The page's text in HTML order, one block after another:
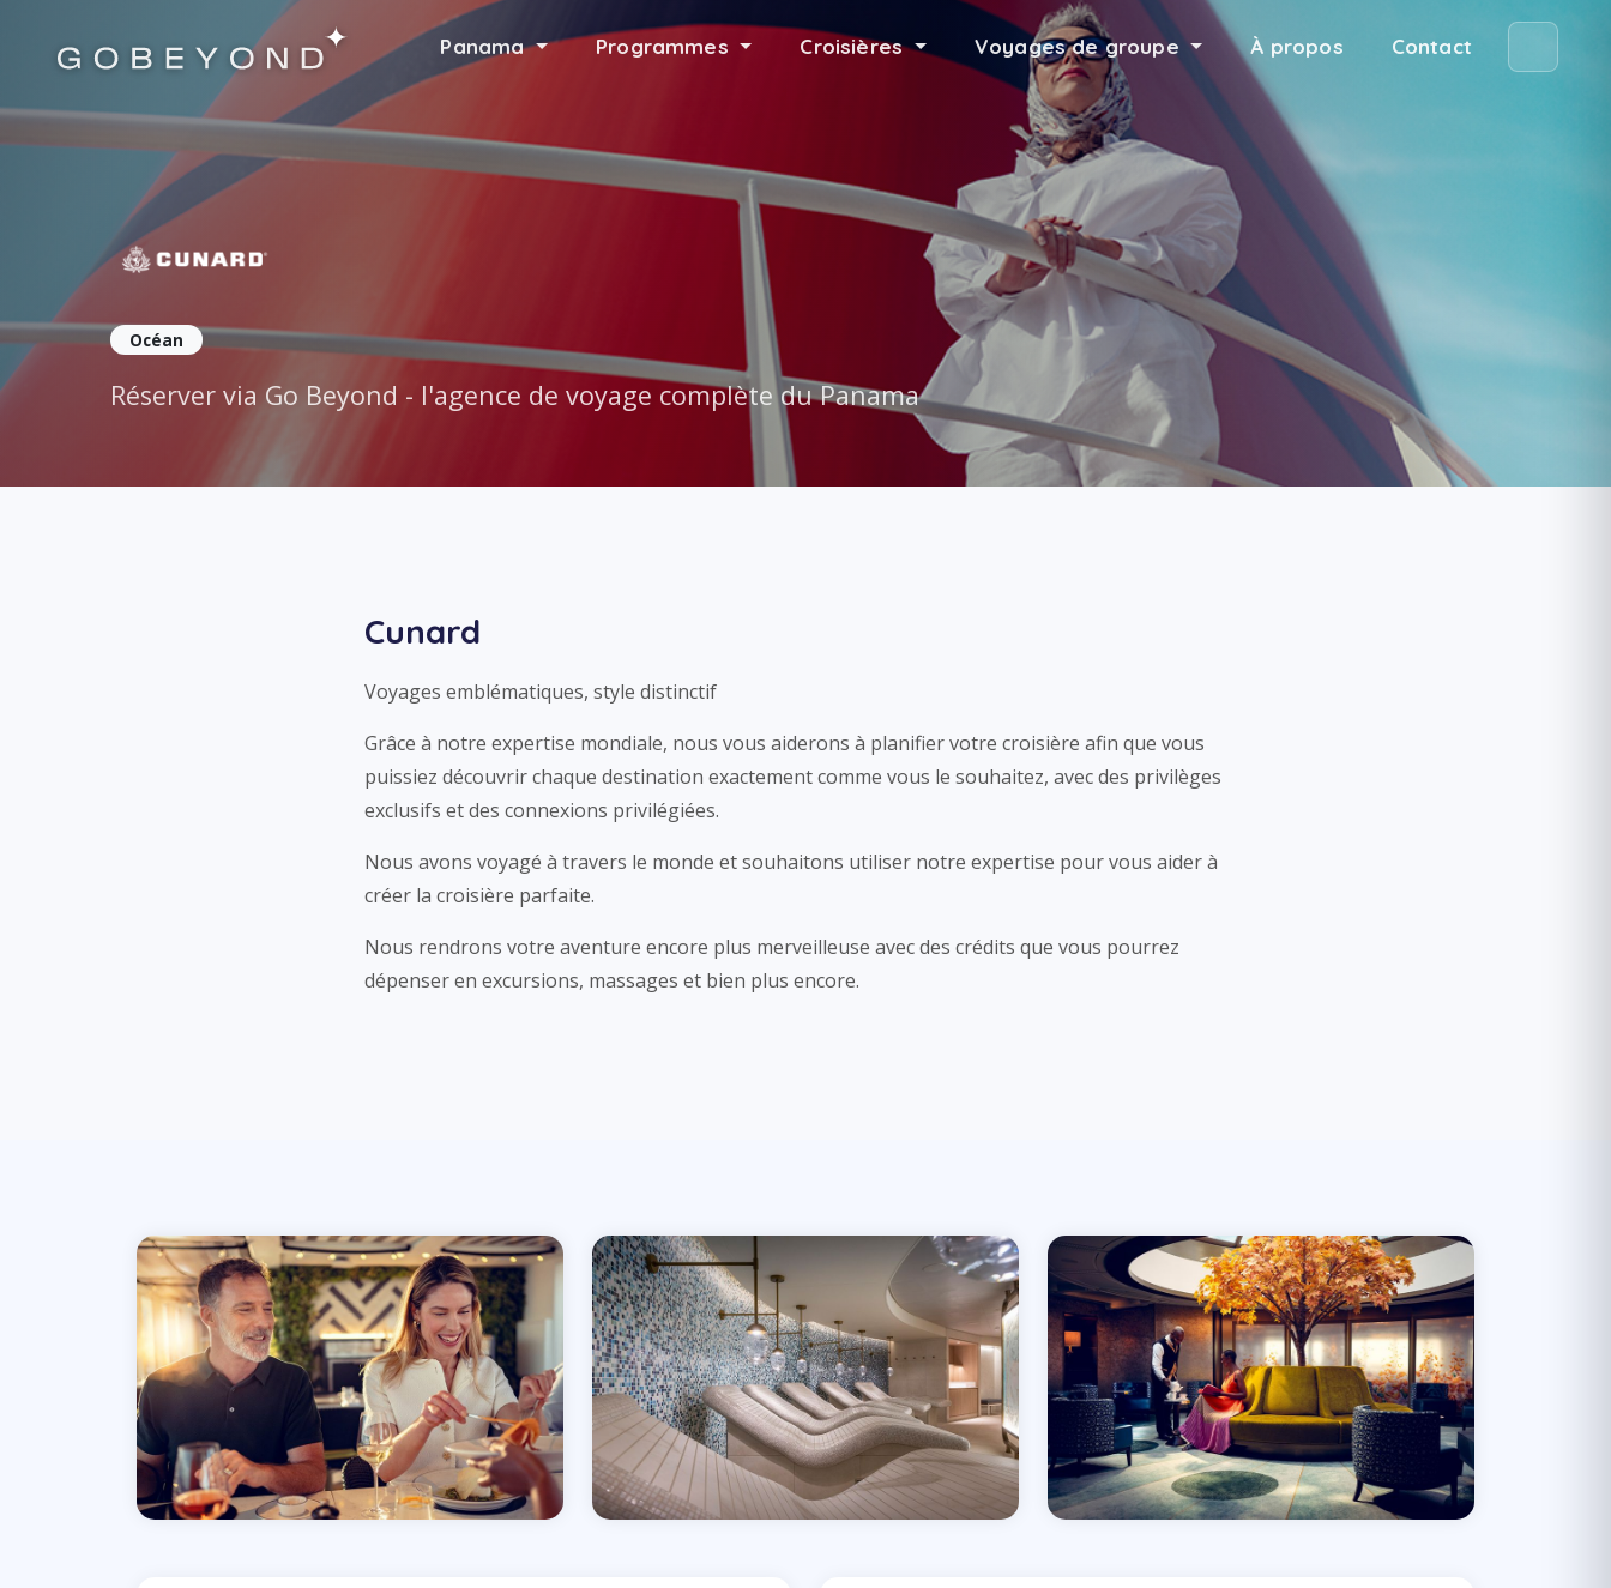
Panama Programmes Croisières Voyages de groupe À propos Contact
Océan
Réserver via Go Beyond - l'agence de voyage complète du Panama
Cunard
Voyages emblématiques, style distinctif
Grâce à notre expertise mondiale, nous vous aiderons à planifier votre croisière afin que vous
puissiez découvrir chaque destination exactement comme vous le souhaitez, avec des privilèges
exclusifs et des connexions privilégiées.
Nous avons voyagé à travers le monde et souhaitons utiliser notre expertise pour vous aider à
créer la croisière parfaite.
Nous rendrons votre aventure encore plus merveilleuse avec des crédits que vous pourrez
dépenser en excursions, massages et bien plus encore.